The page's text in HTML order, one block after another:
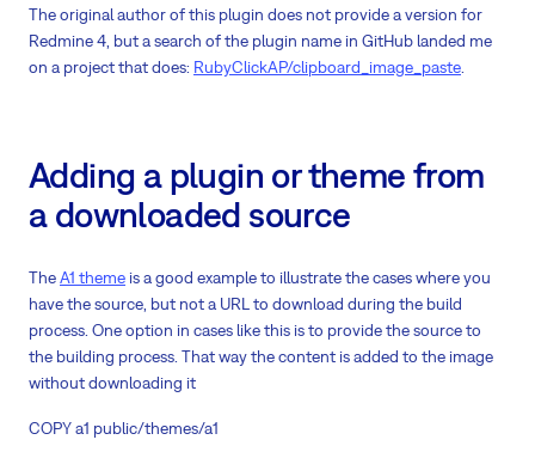
The original author of this plugin does not provide a version for
Redmine 4, but a search of the plugin name in GitHub landed me
on a project that does: RubyClickAP/clipboard_image_paste
Adding a plugin or theme from
a downloaded source
TheA1 theme is a good example to illustrate the cases where you
have the source, but not a URL to download during the build
process. One option in cases like this is to provide the source to
the building process. That way the content is added to the image
without downloading it
COPY a1 public/themes/a1